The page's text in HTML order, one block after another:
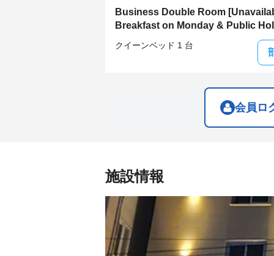
shortcuts
for
dates.
shortcuts
for
Business Double Room
Breakfast on Monday & Public
クイーンベッド 1 台
会員ロ
施設情報